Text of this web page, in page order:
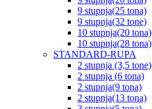
9 stupnja(25 tona)
9 stupnja(32 tone)
10 stupnja(20 tona)
10 stupnja(28 tona)
STANDARD-RUPA
2 stupnja (3,5 tone)
2 stupnja (6 tona)
2 stupnja(9 tona)
2 stupnja(13 tona)